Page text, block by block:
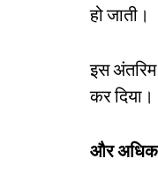
हो जाती।
इस
कर दिया।
और अधिक